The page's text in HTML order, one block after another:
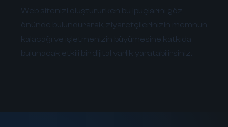
Web sitenizi oluştururken bu ipuçlarını göz
önünde bulundurarak, ziyaretçilerinizin memnun
kalacağı ve işletmenizin büyümesine katkıda
bulunacak etkili bir dijital varlık yaratabilirsiniz.